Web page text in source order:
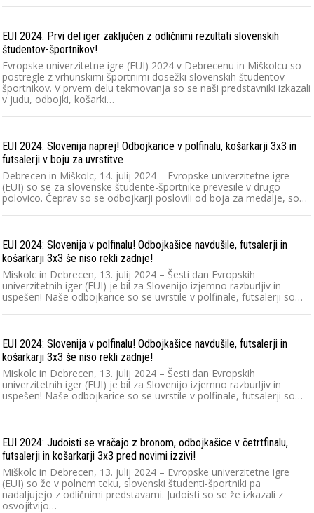
EUI 2024: Prvi del iger zaključen z odličnimi rezultati slovenskih
študentov-športnikov!
Evropske univerzitetne igre (EUI) 2024 v Debrecenu in Miškolcu so
postregle z vrhunskimi športnimi dosežki slovenskih študentov-
športnikov. V prvem delu tekmovanja so se naši predstavniki izkazali
v judu, odbojki, košarki…
EUI 2024: Slovenija naprej! Odbojkarice v polfinalu, košarkarji 3x3 in
futsalerji v boju za uvrstitve
Debrecen in Miškolc, 14. julij 2024 – Evropske univerzitetne igre
(EUI) so se za slovenske študente-športnike prevesile v drugo
polovico. Čeprav so se odbojkarji poslovili od boja za medalje, so…
EUI 2024: Slovenija v polfinalu! Odbojkašice navdušile, futsalerji in
košarkarji 3x3 še niso rekli zadnje!
Miskolc in Debrecen, 13. julij 2024 – Šesti dan Evropskih
univerzitetnih iger (EUI) je bil za Slovenijo izjemno razburljiv in
uspešen! Naše odbojkarice so se uvrstile v polfinale, futsalerji so…
EUI 2024: Slovenija v polfinalu! Odbojkašice navdušile, futsalerji in
košarkarji 3x3 še niso rekli zadnje!
Miskolc in Debrecen, 13. julij 2024 – Šesti dan Evropskih
univerzitetnih iger (EUI) je bil za Slovenijo izjemno razburljiv in
uspešen! Naše odbojkarice so se uvrstile v polfinale, futsalerji so…
EUI 2024: Judoisti se vračajo z bronom, odbojkašice v četrtfinalu,
futsalerji in košarkarji 3x3 pred novimi izzivi!
Miškolc in Debrecen, 13. julij 2024 – Evropske univerzitetne igre
(EUI) so že v polnem teku, slovenski študenti-športniki pa
nadaljujejo z odličnimi predstavami. Judoisti so se že izkazali z
osvojitvijo…